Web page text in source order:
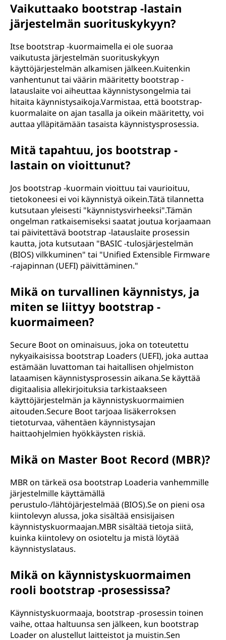
Vaikuttaako bootstrap -lastain
järjestelmän suorituskykyyn?
Itse bootstrap -kuormaimella ei ole suoraa
vaikutusta järjestelmän suorituskykyyn
käyttöjärjestelmän alkamisen jälkeen.Kuitenkin
vanhentunut tai väärin määritetty bootstrap -
latauslaite voi aiheuttaa käynnistysongelmia tai
hitaita käynnistysaikoja.Varmistaa, että bootstrap-
kuormalaite on ajan tasalla ja oikein määritetty, voi
auttaa ylläpitämään tasaista käynnistysprosessia.
Mitä tapahtuu, jos bootstrap -
lastain on vioittunut?
Jos bootstrap -kuormain vioittuu tai vaurioituu,
tietokoneesi ei voi käynnistyä oikein.Tätä tilannetta
kutsutaan yleisesti "käynnistysvirheeksi".Tämän
ongelman ratkaisemiseksi saatat joutua korjaamaan
tai päivitettävä bootstrap -latauslaite prosessin
kautta, jota kutsutaan "BASIC -tulosjärjestelmän
(BIOS) vilkkuminen" tai "Unified Extensible Firmware
-rajapinnan (UEFI) päivittäminen."
Mikä on turvallinen käynnistys, ja
miten se liittyy bootstrap -
kuormaimeen?
Secure Boot on ominaisuus, joka on toteutettu
nykyaikaisissa bootstrap Loaders (UEFI), joka auttaa
estämään luvattoman tai haitallisen ohjelmiston
lataamisen käynnistysprosessin aikana.Se käyttää
digitaalisia allekirjoituksia tarkistaakseen
käyttöjärjestelmän ja käynnistyskuormaimien
aitouden.Secure Boot tarjoaa lisäkerroksen
tietoturvaa, vähentäen käynnistysajan
haittaohjelmien hyökkäysten riskiä.
Mikä on Master Boot Record (MBR)?
MBR on tärkeä osa bootstrap Loaderia vanhemmille
järjestelmille käyttämällä
perustulo-/lähtöjärjestelmää (BIOS).Se on pieni osa
kiintolevyn alussa, joka sisältää ensisijaisen
käynnistyskuormaajan.MBR sisältää tietoja siitä,
kuinka kiintolevy on osioteltu ja mistä löytää
käynnistyslataus.
Mikä on käynnistyskuormaimen
rooli bootstrap -prosessissa?
Käynnistyskuormaaja, bootstrap -prosessin toinen
vaihe, ottaa haltuunsa sen jälkeen, kun bootstrap
Loader on alustellut laitteistot ja muistin.Sen